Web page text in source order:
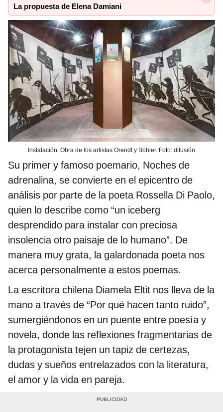
La propuesta de Elena Damiani
Instalación. Obra de los artistas Orendt y Bohler. Foto: difusión
Su primer y famoso poemario, Noches de
adrenalina, se convierte en el epicentro de
análisis por parte de la poeta Rossella Di Paolo,
quien lo describe como “un iceberg
desprendido para instalar con preciosa
insolencia otro paisaje de lo humano”. De
manera muy grata, la galardonada poeta nos
acerca personalmente a estos poemas.
La escritora chilena Diamela Eltit nos lleva de la
mano a través de “Por qué hacen tanto ruido”,
sumergiéndonos en un puente entre poesía y
novela, donde las reflexiones fragmentarias de
la protagonista tejen un tapiz de certezas,
dudas y sueños entrelazados con la literatura,
el amor y la vida en pareja.